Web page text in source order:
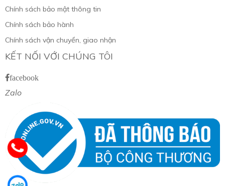
Chính sách bảo mật thông tin
Chính sách bảo hành
Chính sách vận chuyển, giao nhận
KẾT NỐI VỚI CHÚNG TÔI
facebook
Zalo